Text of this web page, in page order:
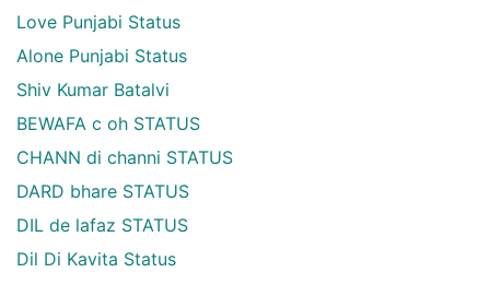
Love Punjabi Status
Alone Punjabi Status
Shiv Kumar Batalvi
BEWAFA c oh STATUS
CHANN di channi STATUS
DARD bhare STATUS
DIL de lafaz STATUS
Dil Di Kavita Status